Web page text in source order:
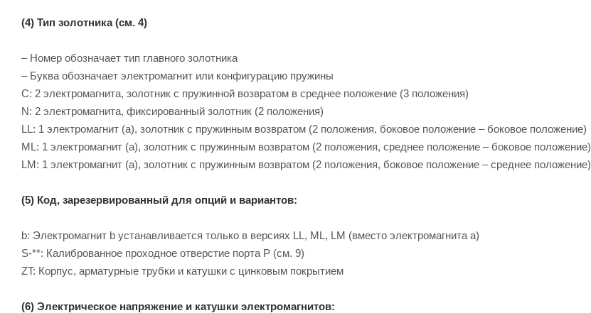
(4) Тип золотника (см. 4)
– Номер обозначает тип главного золотника
– Буква обозначает электромагнит или конфигурацию пружины
C: 2 электромагнита, золотник с пружинной возвратом в среднее положение (3 положения)
N: 2 электромагнита, фиксированный золотник (2 положения)
LL: 1 электромагнит (a), золотник с пружинным возвратом (2 положения, боковое положение – боковое положение)
ML: 1 электромагнит (a), золотник с пружинным возвратом (2 положения, среднее положение – боковое положение)
LM: 1 электромагнит (a), золотник с пружинным возвратом (2 положения, боковое положение – среднее положение)
(5) Код, зарезервированный для опций и вариантов:
b: Электромагнит b устанавливается только в версиях LL, ML, LM (вместо электромагнита a)
S-**: Калиброванное проходное отверстие порта P (см. 9)
ZT: Корпус, арматурные трубки и катушки с цинковым покрытием
(6) Электрическое напряжение и катушки электромагнитов: